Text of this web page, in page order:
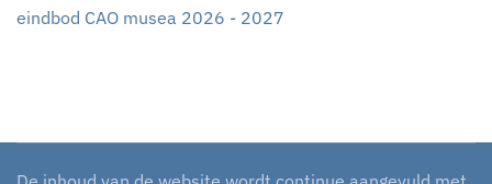
eindbod CAO musea 2026 - 2027